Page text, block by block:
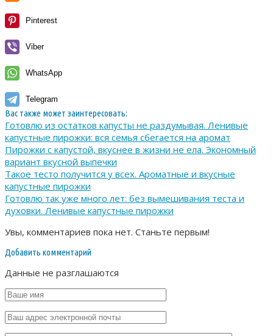
Pinterest
Viber
WhatsApp
Telegram
Вас также может заинтересовать:
Готовлю из остатков капусты не раздумывая. Ленивые
капустные пирожки: вся семья сбегается на аромат
Пирожки с капустой, вкуснее в жизни не ела. Экономный
вариант вкусной выпечки
Такое тесто получится у всех. Ароматные и вкусные
капустные пирожки
Готовлю так уже много лет: без вымешивания теста и
духовки. Ленивые капустные пирожки
Увы, комментариев пока нет. Станьте первым!
Добавить комментарий
Данные не разглашаются